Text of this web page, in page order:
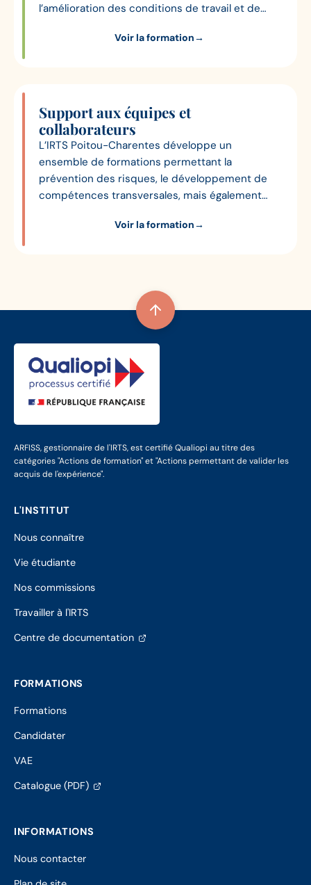
l’amélioration des conditions de travail et de
Voir la formation→
Support aux équipes et
collaborateurs
L’IRTS Poitou-Charentes développe un
ensemble de formations permettant la
prévention des risques, le développement de
compétences transversales, mais également
professionnels du social et du médico-social.
Voir la formation→
ARFISS, gestionnaire de l'IRTS, est certifié Qualiopi au titre des
catégories "Actions de formation" et "Actions permettant de valider les
acquis de l'expérience".
L'INSTITUT
Nous connaître
Vie étudiante
Nos commissions
Travailler à l'IRTS
Centre de documentation(s'ouvre
FORMATIONS
Formations
Candidater
VAE
Catalogue (PDF)(s'ouvre
nouvel
INFORMATIONS
Nous contacter